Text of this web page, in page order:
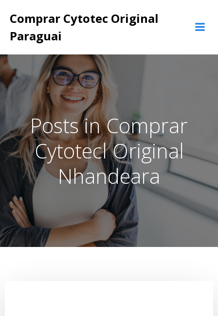
para
Comprar Cytotec Original
Paraguai
Posts in Comprar
Cytotecl Original
Nhandeara